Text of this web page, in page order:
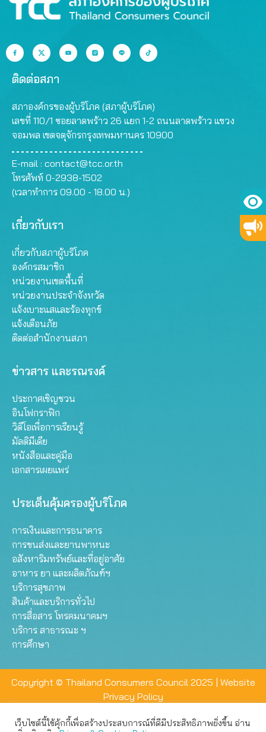
ติดต่อสภา
สภาองค์กรของผู้บริโภค (สภาผู้บริโภค)
เลขที่ 110/1 ซอยลาดพร้าว 26 แยก 1-2 ถนนลาดพร้าว แขวง
จอมพล เขตจตุจักรกรุงเทพมหานคร 10900
E-mail : contact@tcc.or.th
โทรศัพท์ 0-2938-1502
(เวลาทำการ 09.00 - 18.00 น.)
เกี่ยวกับเรา
เกี่ยวกับสภาผู้บริโภค
องค์กรสมาชิก
หน่วยงานเขตพื้นที่
หน่วยงานประจำจังหวัด
แจ้งเบาะแสและร้องทุกข์
แจ้งเตือนภัย
ติดต่อสำนักงานสภา
ข่าวสาร และรณรงค์
ประกาศเชิญชวน
อินโฟกราฟิก
วิดีโอเพื่อการเรียนรู้
มัลติมีเดีย
หนังสือและคู่มือ
เอกสารเผยแพร่
ประเด็นคุ้มครองผู้บริโภค
การเงินและการธนาคาร
การขนส่งและยานพาหนะ
อสังหาริมทรัพย์และที่อยู่อาศัย
อาหาร ยา และผลิตภัณฑ์ฯ
บริการสุขภาพ
สินค้าและบริการทั่วไป
การสื่อสาร โทรคมนาคมฯ
บริการ สาธารณะ ฯ
การศึกษา
Copyright © Thailand Consumers Council 2025 | Website
Privacy Policy
เว็บไซต์นี้ใช้คุ้กกี้เพื่อสร้างประสบการณ์ที่ดีมีประสิทธิภาพยิ่งขึ้น อ่าน
เว็บไซต์นี้ใช้คุกกี้เพื่อมอบประสบการณ์การใช้งานที่ดีให้แก่ท่าน คุณ